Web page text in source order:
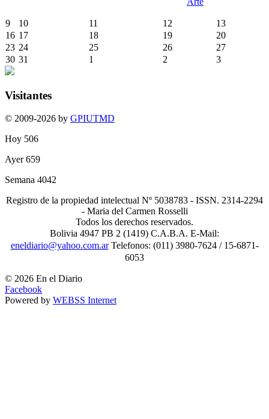
9 10 11 12
13
16 17 18 19
20
23 24 25 26
27
30 31 1 2 3
Visitantes
© 2009-2026 by GPIUTMD
Hoy 506
Ayer659
Semana 4042
Registro de la propiedad intelectual Nº 5038783 - ISSN. 2314-2294
- Maria del Carmen Rosselli
Todos los derechos reservados.
Bolivia 4947 PB 2 (1419) C.A.B.A. E-Mail:
eneldiario@yahoo.com.arTelefonos: (011) 3980-7624 / 15-6871-
6053
© 2026 En el Diario
Facebook
Powered by WEBSS Internet